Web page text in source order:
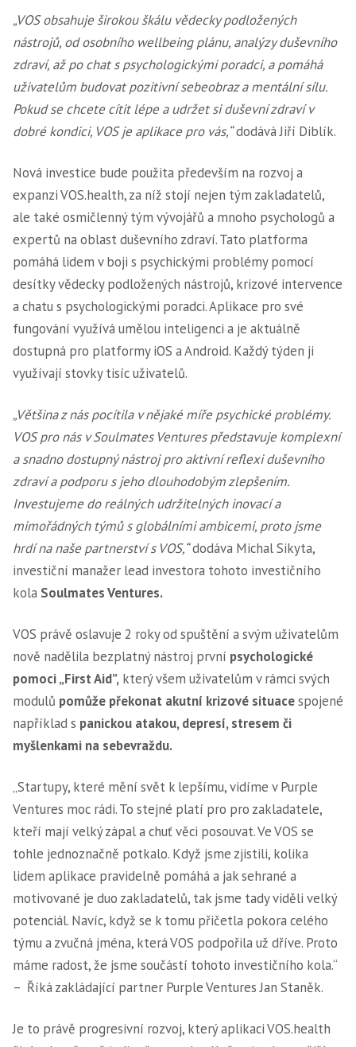
„VOS obsahuje širokou škálu vědecky podložených
nástrojů, od osobního wellbeing plánu, analýzy duševního
zdraví, až po chat s psychologickými poradci, a pomáhá
uživatelům budovat pozitivní sebeobraz a mentální sílu.
Pokud se chcete cítit lépe a udržet si duševní zdraví v
dobré kondici, VOS je aplikace pro vás,“dodává Jiří Diblík.
Nová investice bude použita především na rozvoj a
expanzi VOS.health, za níž stojí nejen tým zakladatelů,
ale také osmičlenný tým vývojářů a mnoho psychologů a
expertů na oblast duševního zdraví. Tato platforma
pomáhá lidem v boji s psychickými problémy pomocí
desítky vědecky podložených nástrojů, krizové intervence
a chatu s psychologickými poradci. Aplikace pro své
fungování využívá umělou inteligenci a je aktuálně
dostupná pro platformy iOS a Android. Každý týden ji
využívají stovky tisíc uživatelů.
„Většina z nás pocítila v nějaké míře psychické problémy.
VOS pro nás v Soulmates Ventures představuje komplexní
a snadno dostupný nástroj pro aktivní reflexi duševního
zdraví a podporu s jeho dlouhodobým zlepšením.
Investujeme do reálných udržitelných inovací a
mimořádných týmů s globálními ambicemi, proto jsme
hrdí na naše partnerství s VOS,“dodáva Michal Sikyta,
investiční manažer lead investora tohoto investičního
kola Soulmates Ventures.
VOS právě oslavuje 2 roky od spuštění a svým uživatelům
nově nadělila bezplatný nástroj první psychologické
pomoci „First Aid”, který všem uživatelům v rámci svých
modulů pomůže překonat akutní krizové situacespojené
například s panickou atakou, depresí, stresem či
myšlenkami na sebevraždu.
„Startupy, které mění svět k lepšímu, vidíme v Purple
Ventures moc rádi. To stejné platí pro pro zakladatele,
kteří mají velký zápal a chuť věci posouvat. Ve VOS se
tohle jednoznačně potkalo. Když jsme zjistili, kolika
lidem aplikace pravidelně pomáhá a jak sehrané a
motivované je duo zakladatelů, tak jsme tady viděli velký
potenciál. Navíc, když se k tomu přičetla pokora celého
týmu a zvučná jména, která VOS podpořila už dříve. Proto
máme radost, že jsme součástí tohoto investičního kola.“
– Říká zakládající partner Purple Ventures Jan Staněk.
Je to právě progresivní rozvoj, který aplikaci VOS.health